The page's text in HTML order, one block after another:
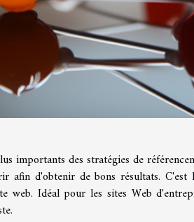
importants des stratégies de
d'obtenir de bons résultats. C'est
web. Idéal pour les sites Web